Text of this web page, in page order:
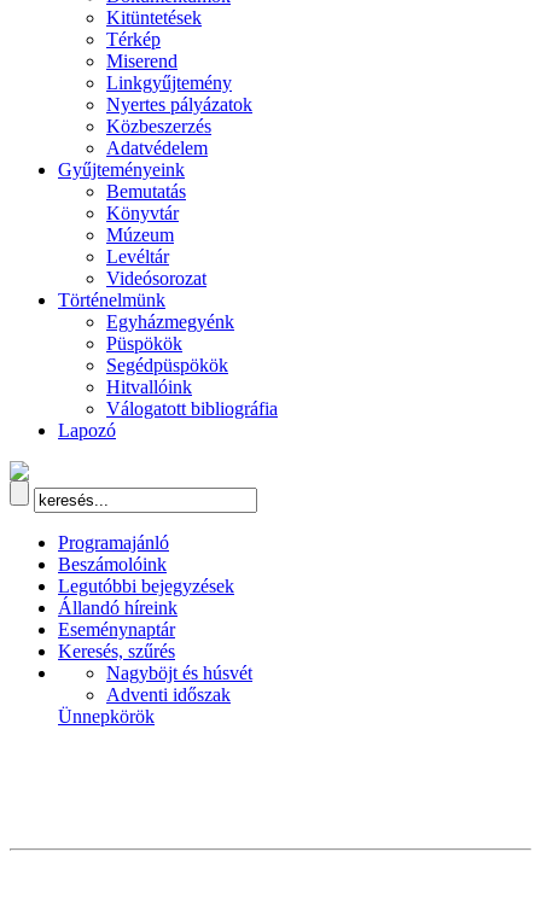
Kitüntetések
Térkép
Miserend
Linkgyűjtemény
Nyertes pályázatok
Közbeszerzés
Adatvédelem
Gyűjteményeink
Bemutatás
Könyvtár
Múzeum
Levéltár
Videósorozat
Történelmünk
Egyházmegyénk
Püspökök
Segédpüspökök
Hitvallóink
Válogatott bibliográfia
Lapozó
Programajánló
Beszámolóink
Legutóbbi bejegyzések
Állandó híreink
Eseménynaptár
Keresés, szűrés
Nagyböjt és húsvét
Adventi időszak
Ünnepkörök